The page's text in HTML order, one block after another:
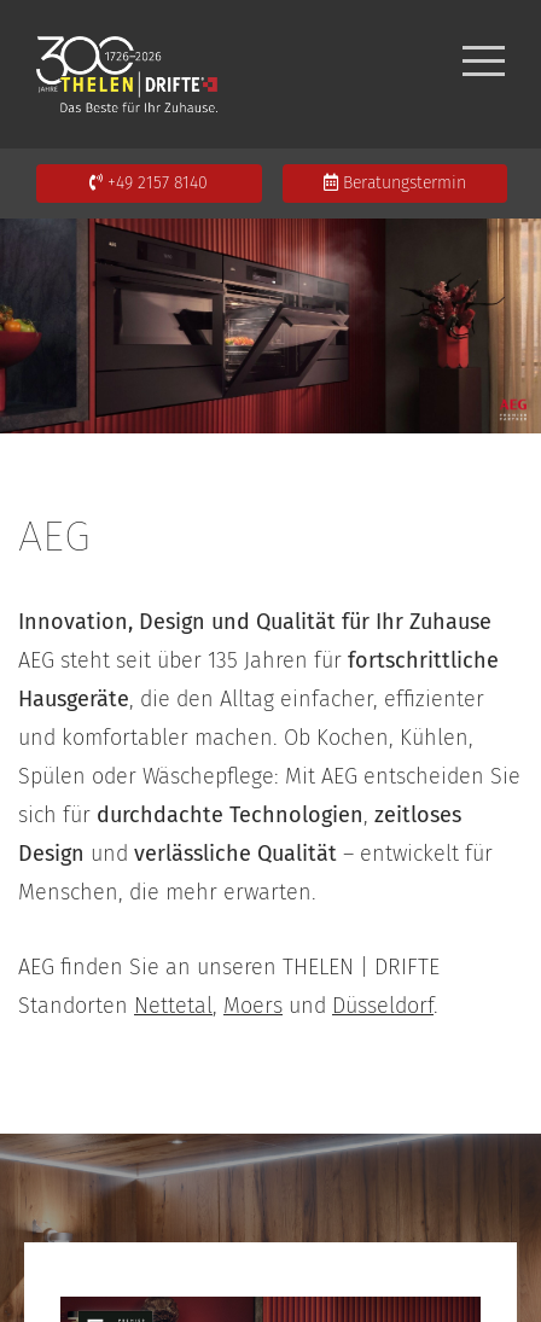
+49 2157 8140 Beratungstermin
AEG
Innovation, Design und Qualität für Ihr Zuhause
AEG steht seit über 135 Jahren für fortschrittliche
Hausgeräte, die den Alltag einfacher, effizienter
und komfortabler machen. Ob Kochen, Kühlen,
Spülen oder Wäschepflege: Mit AEG entscheiden Sie
sich für durchdachte Technologien, zeitloses
Design und verlässliche Qualität – entwickelt für
Menschen, die mehr erwarten.
AEG finden Sie an unseren THELEN | DRIFTE
Standorten Nettetal, Moers und Düsseldorf.